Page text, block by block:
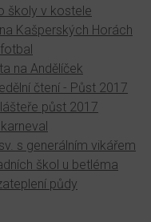
školy v kostele
Kašperských Horách
na Andělíček
čtení - Půst 2017
půst 2017
s generálním vikářem
škol u betléma
půdy